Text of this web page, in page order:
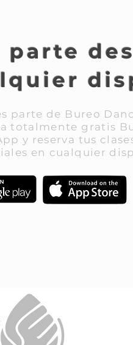
parte
parte de Bureo
totalmente gratis
y reserva tus
en cualquier